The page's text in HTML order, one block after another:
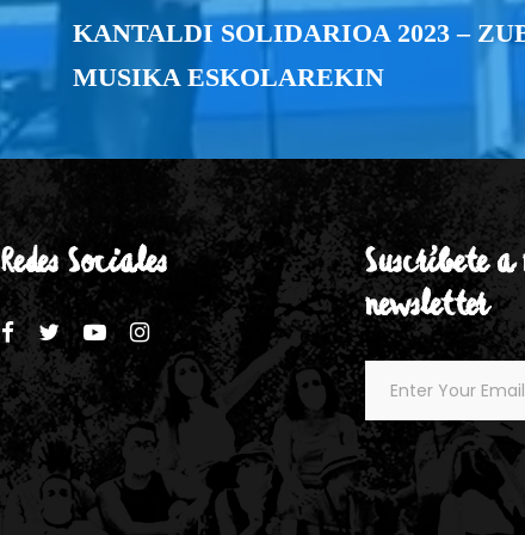
KANTALDI SOLIDARIOA 2023 –
MUSIKA ESKOLAREKIN
Redes Sociales
Suscríbete a
newsletter